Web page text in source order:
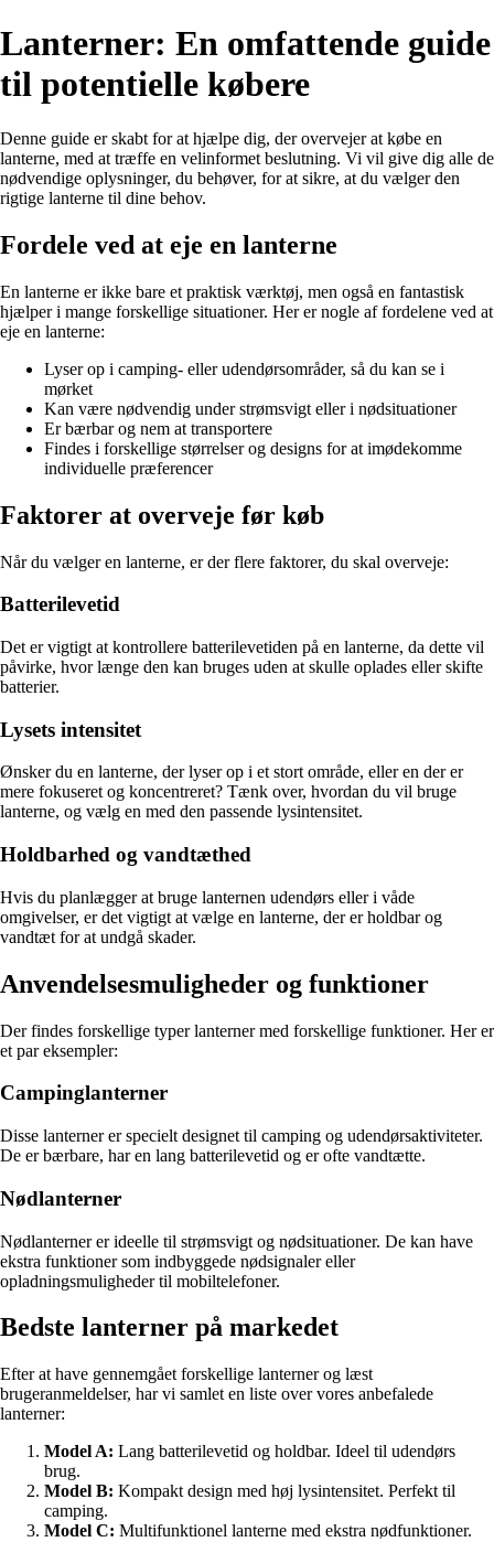
Lanterner: En omfattende guide
til potentielle købere
Denne guide er skabt for at hjælpe dig, der overvejer at købe en
lanterne, med at træffe en velinformet beslutning. Vi vil give dig alle de
nødvendige oplysninger, du behøver, for at sikre, at du vælger den
rigtige lanterne til dine behov.
Fordele ved at eje en lanterne
En lanterne er ikke bare et praktisk værktøj, men også en fantastisk
hjælper i mange forskellige situationer. Her er nogle af fordelene ved at
eje en lanterne:
Lyser op i camping- eller udendørsområder, så du kan se i
mørket
Kan være nødvendig under strømsvigt eller i nødsituationer
Er bærbar og nem at transportere
Findes i forskellige størrelser og designs for at imødekomme
individuelle præferencer
Faktorer at overveje før køb
Når du vælger en lanterne, er der flere faktorer, du skal overveje:
Batterilevetid
Det er vigtigt at kontrollere batterilevetiden på en lanterne, da dette vil
påvirke, hvor længe den kan bruges uden at skulle oplades eller skifte
batterier.
Lysets intensitet
Ønsker du en lanterne, der lyser op i et stort område, eller en der er
mere fokuseret og koncentreret? Tænk over, hvordan du vil bruge
lanterne, og vælg en med den passende lysintensitet.
Holdbarhed og vandtæthed
Hvis du planlægger at bruge lanternen udendørs eller i våde
omgivelser, er det vigtigt at vælge en lanterne, der er holdbar og
vandtæt for at undgå skader.
Anvendelsesmuligheder og funktioner
Der findes forskellige typer lanterner med forskellige funktioner. Her er
et par eksempler:
Campinglanterner
Disse lanterner er specielt designet til camping og udendørsaktiviteter.
De er bærbare, har en lang batterilevetid og er ofte vandtætte.
Nødlanterner
Nødlanterner er ideelle til strømsvigt og nødsituationer. De kan have
ekstra funktioner som indbyggede nødsignaler eller
opladningsmuligheder til mobiltelefoner.
Bedste lanterner på markedet
Efter at have gennemgået forskellige lanterner og læst
brugeranmeldelser, har vi samlet en liste over vores anbefalede
lanterner:
Model A: Lang batterilevetid og holdbar. Ideel til udendørs
brug.
Model B: Kompakt design med høj lysintensitet. Perfekt til
camping.
Model C: Multifunktionel lanterne med ekstra nødfunktioner.